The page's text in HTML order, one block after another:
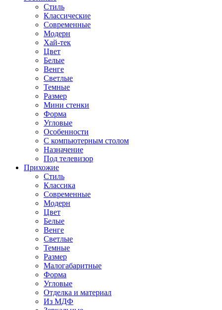
Стиль
Классические
Современные
Модерн
Хай-тек
Цвет
Белые
Венге
Светлые
Темные
Размер
Мини стенки
Форма
Угловые
Особенности
С компьютерным столом
Назначение
Под телевизор
Прихожие
Стиль
Классика
Современные
Модерн
Цвет
Белые
Венге
Светлые
Темные
Размер
Малогабаритные
Форма
Угловые
Отделка и материал
Из МДФ